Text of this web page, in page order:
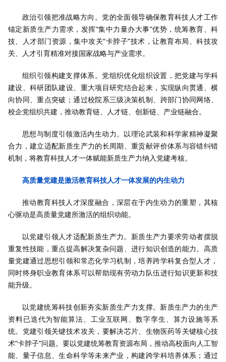
政治引领把准战略方向。党的全面领导确保教育科技人才工作
锚定新质生产力需求，发挥“集中力量办大事”优势，统筹教育、科
技、人才部门资源，集中攻关“卡脖子”技术，让教育布局、科技攻
关、人才引育精准对接国家战略与产业需求。
组织引领构建支撑体系。党组织优化组织设置，把党建与学科
建设、科研团队建设、重大项目研究结合起来，实现纵向贯通、横
向协同、重点突破；通过校院系三级决策机制、跨部门协同网络、
校企党组织共建，推动教育链、人才链、创新链、产业链融合。
思想与制度引领激活内生动力。以理论武装和科学家精神凝聚
合力，建立适配新质生产力的长周期、重贡献评价体系与容错纠错
机制，将教育科技人才一体赋能新质生产力纳入党建考核。
高质量党建是激活教育科技人才一体发展的内生动力
推动教育科技人才深度融合，深层在于内生动力的重塑，其核
心驱动是高质量党建所激活的组织动能。
以党建引领人才适配新质生产力。新质生产力要求劳动者摆脱
重复性技能，重点提高解决复杂问题、进行知识创造的能力。高质
量党建通过思想引领和常态化学习机制，培养跨学科复合型人才，
同时终身职业教育体系可以帮助现有劳动力队伍进行知识更新和技
能升级。
以党建统筹科技创新夯实新质生产力支撑。新质生产力的生产
资料已迭代为智能算法、工业互联网、数字孪生、算力设施等系
统。党建引领关键技术攻关，要解决芯片、生物医药等关键核心技
术“卡脖子”问题。要以党建统筹教育资源布局，推动高校面向人工智
能、量子信息、生命科学等未来产业，构建跨学科培养体系；通过